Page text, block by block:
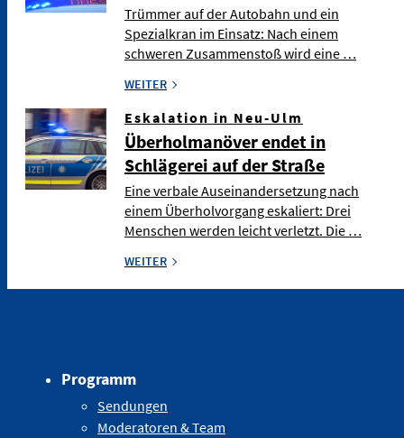
Trümmer auf der Autobahn und ein
Spezialkran im Einsatz: Nach einem
schweren Zusammenstoß wird eine …
WEITER
Eskalation in Neu-Ulm
Überholmanöver endet in
Schlägerei auf der Straße
Eine verbale Auseinandersetzung nach
einem Überholvorgang eskaliert: Drei
Menschen werden leicht verletzt. Die …
WEITER
Programm
Sendungen
Moderatoren & Team